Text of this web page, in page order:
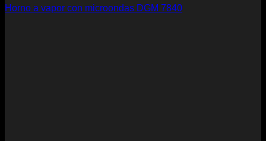
Horno a vapor con microondas DGM 7840